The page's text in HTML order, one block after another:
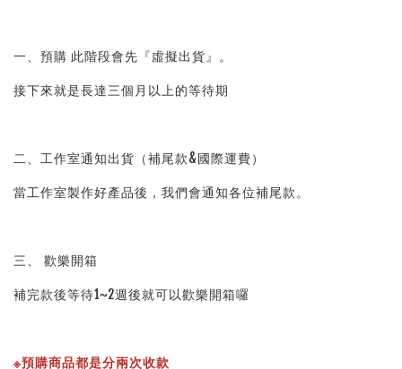
一、預購 此階段會先『虛擬出貨』。
接下來就是長達三個月以上的等待期
二、工作室通知出貨（補尾款&國際運費）
當工作室製作好產品後，我們會通知各位補尾款。
三、 歡樂開箱
補完款後等待1~2週後就可以歡樂開箱囉
※預購商品都是分兩次收款